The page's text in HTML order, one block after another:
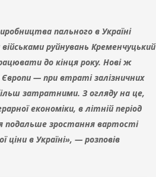
пального в Україні
руйнувань Кременчуцький
до кінця року. Нові ж
— при втраті залізничних
затратними. З огляду на це,
економіки, в літній період
подальше зростання вартості
ціни в Україні», — розповів